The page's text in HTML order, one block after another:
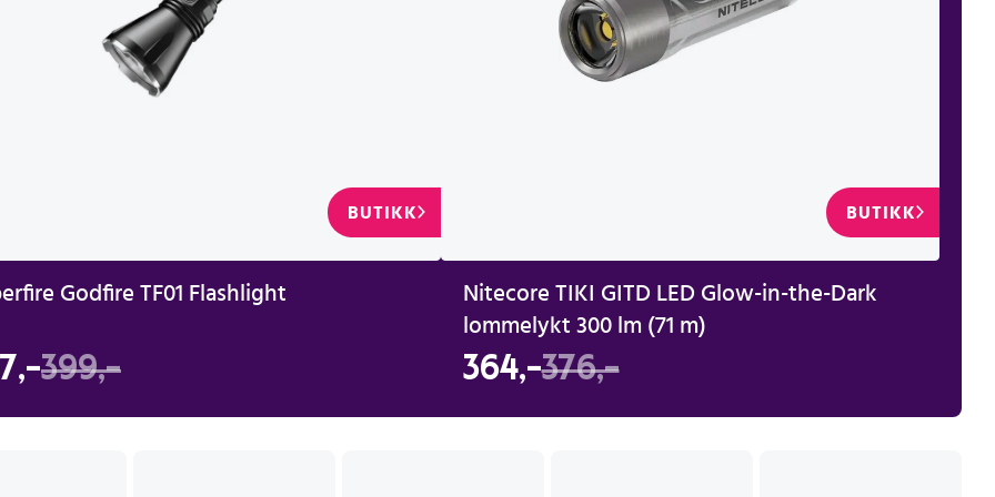
BUTIKK
Godfire TF01 Flashlight
399,-
BUTIKK
Nitecore TIKI GITD LED Glow-in-the-Dark
lommelykt 300 lm (71 m)
364,-376,-